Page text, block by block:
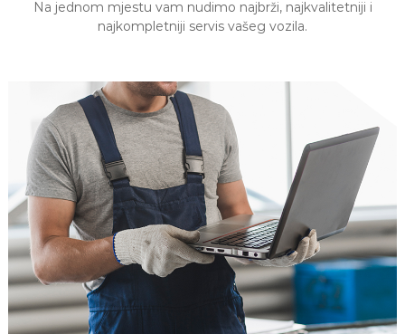
Na jednom mjestu vam nudimo najbrži, najkvalitetniji i
najkompletniji servis vašeg vozila.